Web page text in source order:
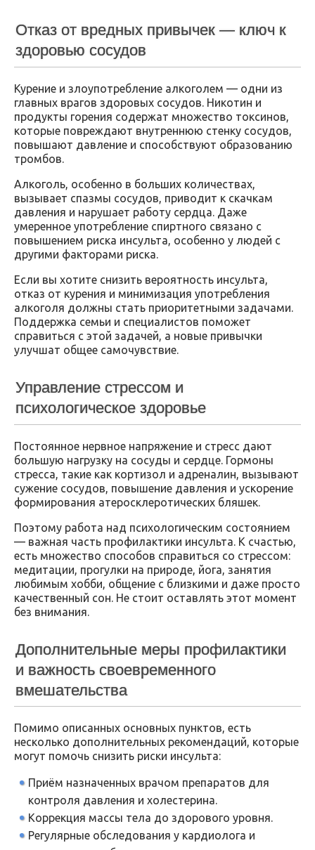
Отказ от вредных привычек — ключ к
здоровью сосудов
Курение и злоупотребление алкоголем — одни из
главных врагов здоровых сосудов. Никотин и
продукты горения содержат множество токсинов,
которые повреждают внутреннюю стенку сосудов,
повышают давление и способствуют образованию
тромбов.
Алкоголь, особенно в больших количествах,
вызывает спазмы сосудов, приводит к скачкам
давления и нарушает работу сердца. Даже
умеренное употребление спиртного связано с
повышением риска инсульта, особенно у людей с
другими факторами риска.
Если вы хотите снизить вероятность инсульта,
отказ от курения и минимизация употребления
алкоголя должны стать приоритетными задачами.
Поддержка семьи и специалистов поможет
справиться с этой задачей, а новые привычки
улучшат общее самочувствие.
Управление стрессом и
психологическое здоровье
Постоянное нервное напряжение и стресс дают
большую нагрузку на сосуды и сердце. Гормоны
стресса, такие как кортизол и адреналин, вызывают
сужение сосудов, повышение давления и ускорение
формирования атеросклеротических бляшек.
Поэтому работа над психологическим состоянием
— важная часть профилактики инсульта. К счастью,
есть множество способов справиться со стрессом:
медитации, прогулки на природе, йога, занятия
любимым хобби, общение с близкими и даже просто
качественный сон. Не стоит оставлять этот момент
без внимания.
Дополнительные меры профилактики
и важность своевременного
вмешательства
Помимо описанных основных пунктов, есть
несколько дополнительных рекомендаций, которые
могут помочь снизить риски инсульта:
Приём назначенных врачом препаратов для
контроля давления и холестерина.
Коррекция массы тела до здорового уровня.
Регулярные обследования у кардиолога и